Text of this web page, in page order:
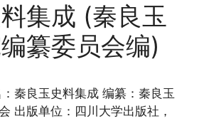
集成 (秦良玉
纂委员会编)
秦良玉史料集成 编纂：秦良玉
出版单位：四川大学出版社，